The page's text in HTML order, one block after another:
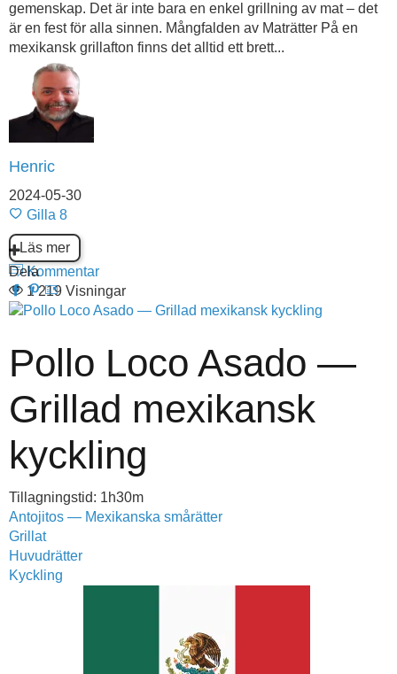
gemenskap. Det är inte bara en enkel grillning av mat – det
är en fest för alla sinnen. Mångfalden av Maträtter På en
mexikansk grillafton finns det alltid ett brett...
Henric
2024-05-30
Gilla 8
Läs mer
Kommentar
1 219 Visningar
Dela
Pollo Loco Asado —
Grillad mexikansk
kyckling
Tillagningstid: 1h30m
Antojitos — Mexikanska smårätter
Grillat
Huvudrätter
Kyckling